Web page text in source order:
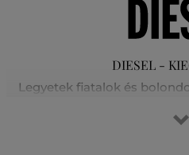
DIESEL -
Legyetek fiatalok és
Olaszország északkeleti